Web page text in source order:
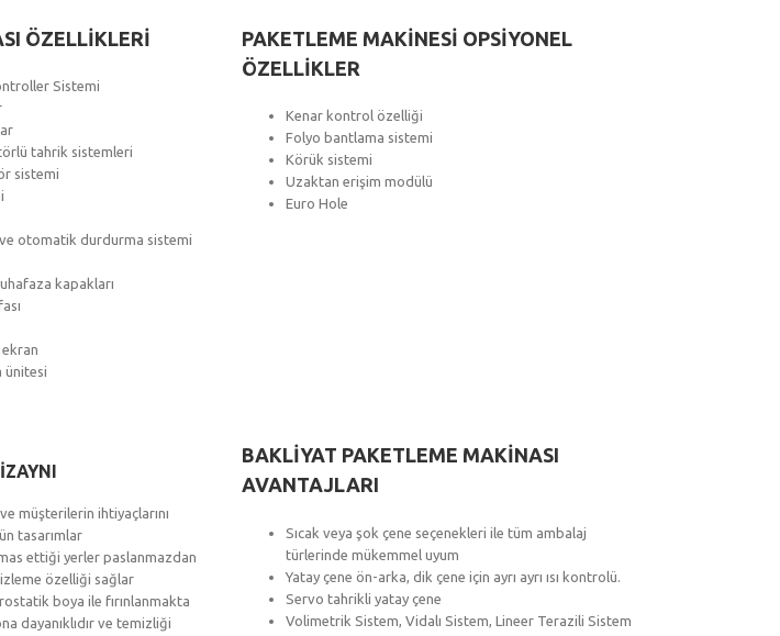
ÖZELLİKLERİ
Sistemi
tahrik sistemleri
sistemi
ve otomatik durdurma sistemi
kapakları
ünitesi
PAKETLEME MAKİNESİ OPSİYONEL
ÖZELLİKLER
Kenar kontrol özelliği
Folyo bantlama sistemi
Körük sistemi
Uzaktan erişim modülü
Euro Hole
müşterilerin ihtiyaçlarını
tasarımlar
ettiği yerler paslanmazdan
özelliği sağlar
boya ile fırınlanmakta
dayanıklıdır ve temizliği
BAKLİYAT PAKETLEME MAKİNASI
AVANTAJLARI
Sıcak veya şok çene seçenekleri ile tüm ambalaj
türlerinde mükemmel uyum
Yatay çene ön-arka, dik çene için ayrı ayrı ısı kontrolü.
Servo tahrikli yatay çene
Volimetrik Sistem, Vidalı Sistem, Lineer Terazili Sistem